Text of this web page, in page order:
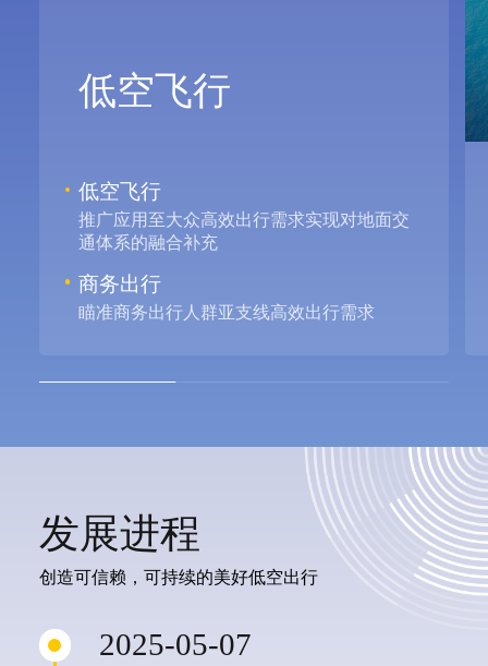
低空飞行
低空飞行
推广应用至大众高效出行需求实现对地面交
通体系的融合补充
商务出行
瞄准商务出行人群亚支线高效出行需求
发展进程
创造可信赖，可持续的美好低空出行
2025-05-07